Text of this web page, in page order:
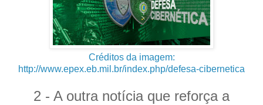
Créditos da imagem:
http://www.epex.eb.mil.br/index.php/defesa-cibernetica
2 - A outra notícia que reforça a